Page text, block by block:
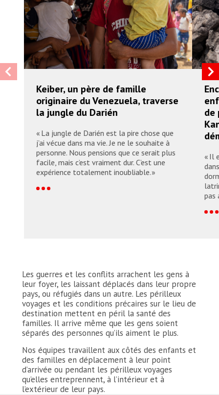
Keiber, un père de famille
originaire du Venezuela, traverse
la jungle du Darién
« La jungle de Darién est la pire chose que
j’ai vécue dans ma vie. Je ne le souhaite à
personne. Nous pensions que ce serait plus
facile, mais c’est vraiment dur. C’est une
expérience totalement inoubliable. »
readmore
de
« Il
pas
Les guerres et les conflits arrachent les gens à
leur foyer, les laissant déplacés dans leur propre
pays, ou réfugiés dans un autre. Les périlleux
voyages et les conditions précaires sur le lieu de
destination mettent en péril la santé des
familles. Il arrive même que les gens soient
séparés des personnes qu’ils aiment le plus.
Nos équipes travaillent aux côtés des enfants et
des familles en déplacement à leur point
d’arrivée ou pendant les périlleux voyages
qu’elles entreprennent, à l’intérieur et à
l’extérieur de leur pays.